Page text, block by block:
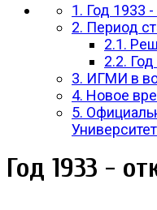
1. Год 1933
2. Период
2.1.
2.2.
3. ИГМИ в
4. Новое
5.
Год 1933 -